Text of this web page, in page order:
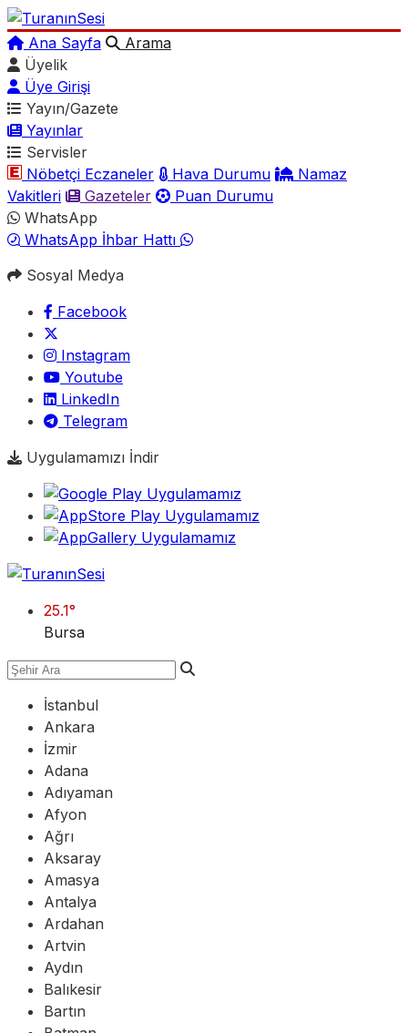
Ana Sayfa
Arama
Üyelik
Üye Girişi
Yayın/Gazete
Yayınlar
Servisler
Nöbetçi Eczaneler
Hava Durumu
Namaz
Vakitleri
Gazeteler
Puan Durumu
WhatsApp
WhatsApp İhbar Hattı
Sosyal Medya
Facebook
Instagram
Youtube
LinkedIn
Telegram
Uygulamamızı İndir
25.1°
Bursa
İstanbul
Ankara
İzmir
Adana
Adıyaman
Afyon
Ağrı
Aksaray
Amasya
Antalya
Ardahan
Artvin
Aydın
Balıkesir
Bartın